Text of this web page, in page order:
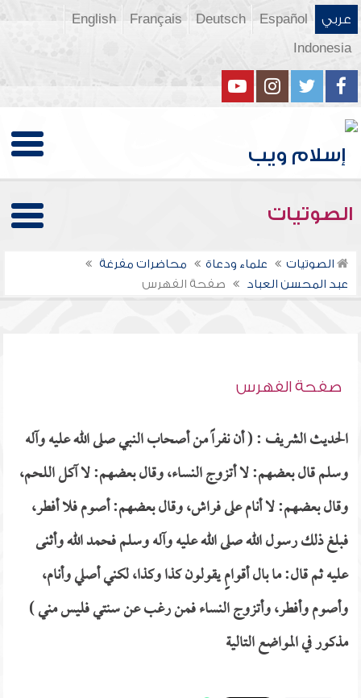
عربي Español
Deutsch
Français
English
Indonesia
الصوتيات
الصوتيات علماء ودعاة
محاضرات مفرغة
عبد المحسن العباد
صفحة الفهرس
صفحة الفهرس
الحديث الشريف : ( أن نفراً من أصحاب النبي صلى الله عليه وآله
وسلم قال بعضهم: لا أتزوج النساء، وقال بعضهم: لا آكل اللحم،
وقال بعضهم: لا أنام على فراش، وقال بعضهم: أصوم فلا أفطر،
فبلغ ذلك رسول الله صلى الله عليه وآله وسلم فحمد الله وأثنى
عليه ثم قال: ما بال أقوامٍ يقولون كذا وكذا، لكني أصلي وأنام،
وأصوم وأفطر، وأتزوج النساء فمن رغب عن سنتي فليس مني )
مذكور في المواضع التالية